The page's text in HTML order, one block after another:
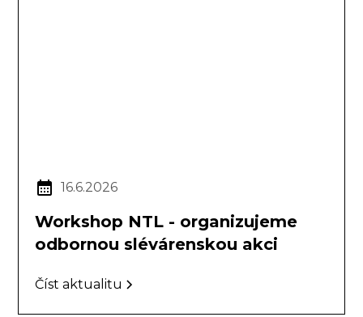
16.6.2026
Workshop NTL - organizujeme
odbornou slévárenskou akci
Číst aktualitu